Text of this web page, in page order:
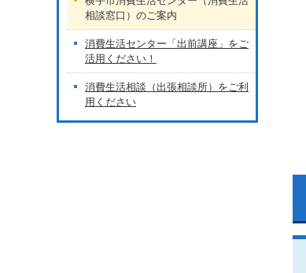
相談窓口）のご案内
消費生活センター「出前講座」をご
活用ください！
消費生活相談（出張相談所）をご利
用ください